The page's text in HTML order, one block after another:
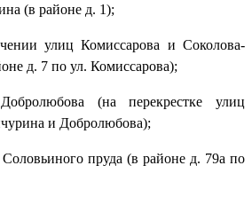
(в районе д. 1);
улиц Комиссарова и Соколова-
д. 7 по ул. Комиссарова);
(на перекрестке улиц
и Добролюбова);
Соловьиного пруда (в районе д. 79а по